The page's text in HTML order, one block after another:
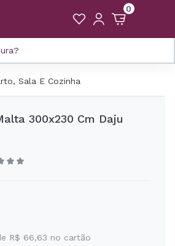
0
Sala E Cozinha
300x230 Cm Daju
R$ 66,63 no cartão